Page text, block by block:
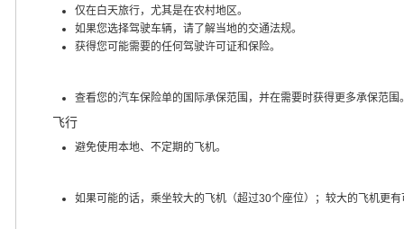
仅在白天旅行，尤其是在农村地区。
如果您选择驾驶车辆，请了解当地的交通法规。
获得您可能需要的任何驾驶许可证和保险。
查看您的汽车保险单的国际承保范围，并在需要时获得更多承保范围
飞行
避免使用本地、不定期的飞机。
如果可能的话，乘坐较大的飞机（超过30个座位）；较大的飞机更